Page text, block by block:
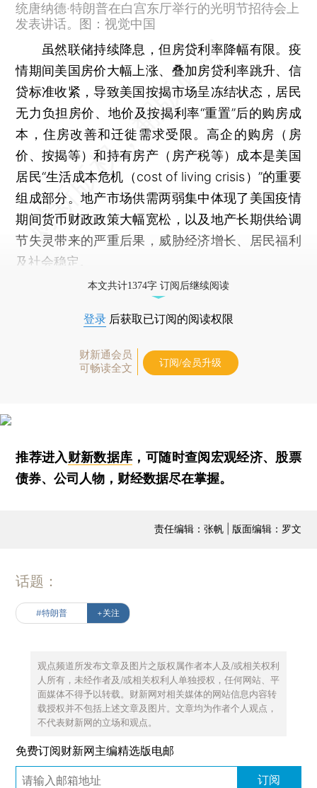
统唐纳德·特朗普在白宫东厅举行的光明节招待会上
发表讲话。图：视觉中国
虽然联储持续降息，但房贷利率降幅有限。疫
情期间美国房价大幅上涨、叠加房贷利率跳升、信
贷标准收紧，导致美国按揭市场呈冻结状态，居民
无力负担房价、地价及按揭利率“重置”后的购房成
本，住房改善和迁徙需求受限。高企的购房（房
价、按揭等）和持有房产（房产税等）成本是美国
居民“生活成本危机（cost of living crisis）”的重要
组成部分。地产市场供需两弱集中体现了美国疫情
期间货币财政政策大幅宽松，以及地产长期供给调
节失灵带来的严重后果，威胁经济增长、居民福利
及社会稳定。
本文共计1374字 订阅后继续阅读
登录 后获取已订阅的阅读权限
财新通会员
可畅读全文
订阅/会员升级
推荐进入财新数据库 ，可随时查阅宏观经济、股票
债券、公司人物，财经数据尽在掌握。
责任编辑：张帆 | 版面编辑：罗文
话题：
#特朗普 +关注
观点频道所发布文章及图片之版权属作者本人及/或相关权利
人所有，未经作者及/或相关权利人单独授权，任何网站、平
面媒体不得予以转载。财新网对相关媒体的网站信息内容转
载授权并不包括上述文章及图片。文章均为作者个人观点，
不代表财新网的立场和观点。
免费订阅财新网主编精选版电邮
订阅